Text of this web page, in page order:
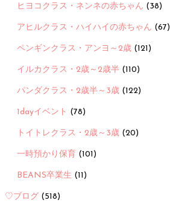
ヒヨコクラス・ネンネの赤ちゃん (38)
アヒルクラス・ハイハイの赤ちゃん (67)
ペンギンクラス・アンヨ～2歳 (121)
イルカクラス・2歳～2歳半 (110)
パンダクラス・2歳半～3歳 (122)
1dayイベント (78)
トイトレクラス・2歳～3歳 (20)
一時預かり保育 (101)
BEANS卒業生 (11)
♡ブログ (518)